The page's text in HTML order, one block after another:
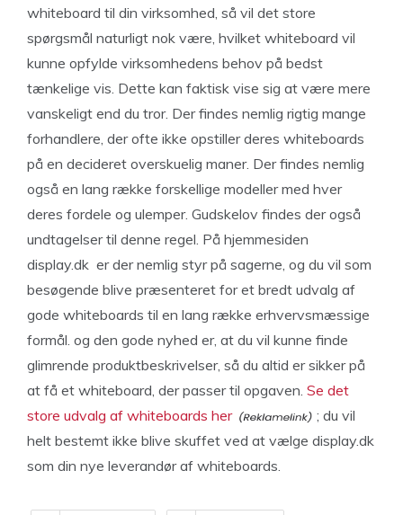
whiteboard til din virksomhed, så vil det store
spørgsmål naturligt nok være, hvilket whiteboard vil
kunne opfylde virksomhedens behov på bedst
tænkelige vis. Dette kan faktisk vise sig at være mere
vanskeligt end du tror. Der findes nemlig rigtig mange
forhandlere, der ofte ikke opstiller deres whiteboards
på en decideret overskuelig maner. Der findes nemlig
også en lang række forskellige modeller med hver
deres fordele og ulemper. Gudskelov findes der også
undtagelser til denne regel. På hjemmesiden
display.dk er der nemlig styr på sagerne, og du vil som
besøgende blive præsenteret for et bredt udvalg af
gode whiteboards til en lang række erhvervsmæssige
formål. og den gode nyhed er, at du vil kunne finde
glimrende produktbeskrivelser, så du altid er sikker på
at få et whiteboard, der passer til opgaven. Se det
store udvalg af whiteboards her
; du vil
helt bestemt ikke blive skuffet ved at vælge display.dk
som din nye leverandør af whiteboards.